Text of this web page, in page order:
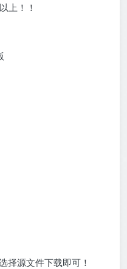
上！！
择源文件下载即可！